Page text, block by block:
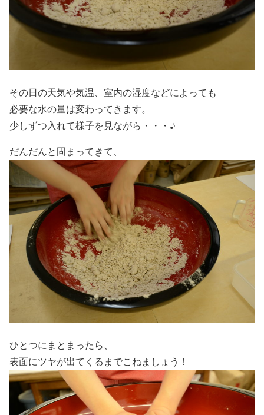
その日の天気や気温、室内の湿度などによっても
必要な水の量は変わってきます。
少しずつ入れて様子を見ながら・・・♪
だんだんと固まってきて、
ひとつにまとまったら、
表面にツヤが出てくるまでこねましょう！